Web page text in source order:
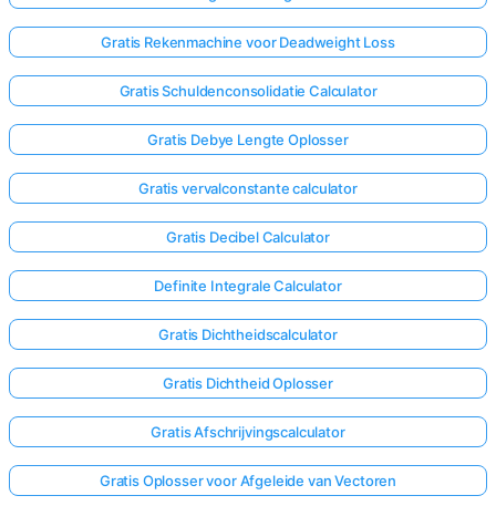
Log
hier
in!
Gratis Rekenmachine voor Deadweight Loss
Gratis Schuldenconsolidatie Calculator
Gratis Debye Lengte Oplosser
Gratis vervalconstante calculator
Gratis Decibel Calculator
Definite Integrale Calculator
Gratis Dichtheidscalculator
Gratis Dichtheid Oplosser
Gratis Afschrijvingscalculator
Gratis Oplosser voor Afgeleide van Vectoren